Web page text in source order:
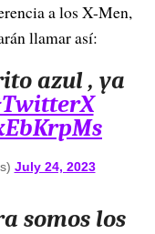
a los X-Men,
llamar así:
azul , ya
July 24, 2023
somos los